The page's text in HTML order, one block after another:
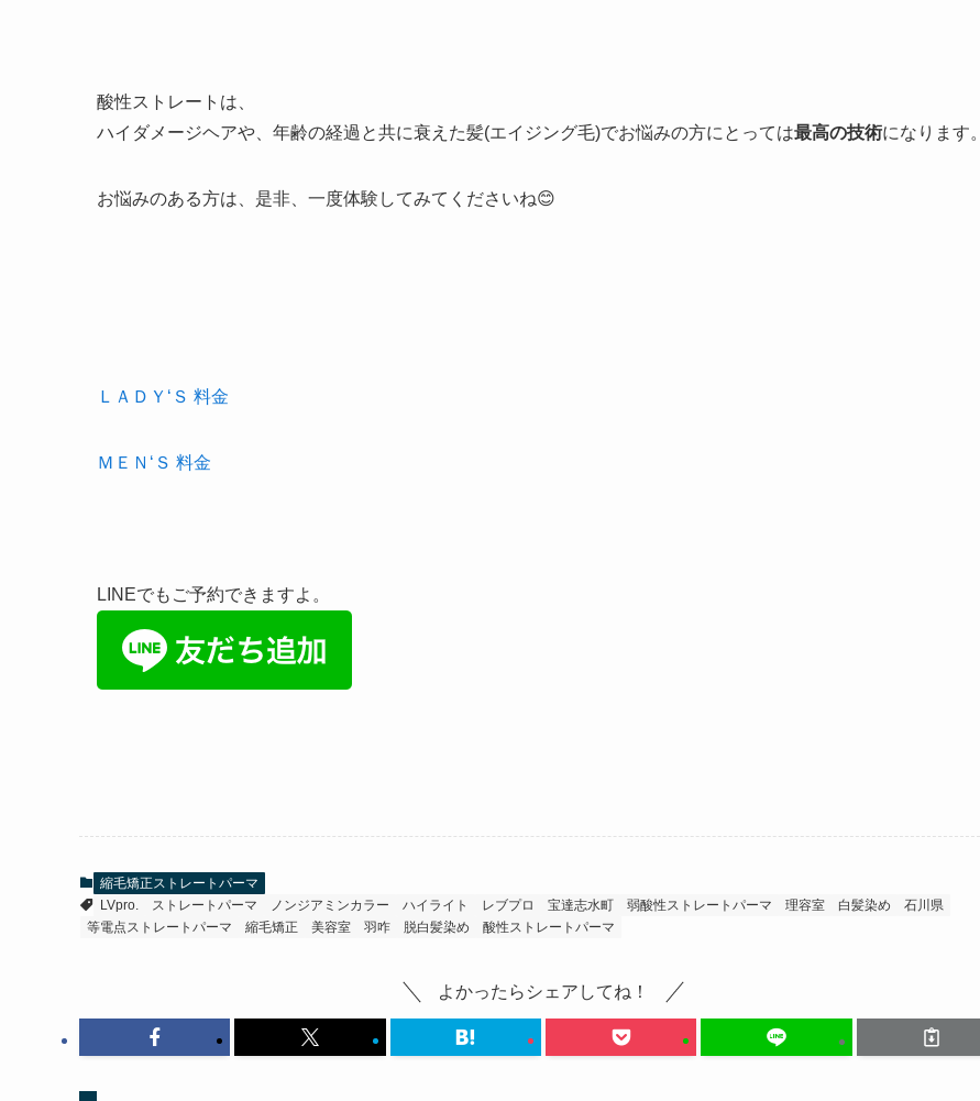
酸性ストレートは、
ハイダメージヘアや、年齢の経過と共に衰えた髪(エイジング毛)でお悩みの方にとっては最高の技術になります。
お悩みのある方は、是非、一度体験してみてくださいね😊
ＬＡＤＹ‘Ｓ 料金
ＭＥＮ‘Ｓ 料金
LINEでもご予約できますよ。
縮毛矯正ストレートパーマ
LVpro.
ストレートパーマ ノンジアミンカラー ハイライト レブプロ 宝達志水町 弱酸性ストレートパーマ 理容室 白髪染め
石川県
等電点ストレートパーマ
縮毛矯正 美容室 羽咋 脱白髪染め 酸性ストレートパーマ
よかったらシェアしてね！